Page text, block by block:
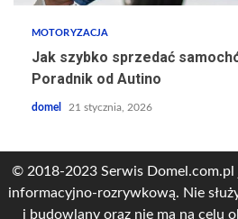
MOTORYZACJA
Jak szybko sprzedać
Poradnik od Autino
domel 21 stycznia, 2026
© 2018-2023 Serwis Domel.com.pl
informacyjno-rozrywkową. Nie
i budowlany oraz nie ma na celu